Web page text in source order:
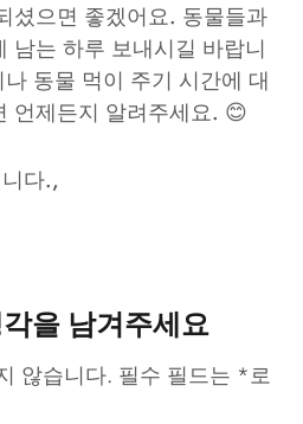
셨으면 좋겠어요. 동물들과
남는 하루 보내시길 바랍니
동물 먹이 주기 시간에 대
언제든지 알려주세요. 😊
다.,
을 남겨주세요
않습니다. 필수 필드는 *로